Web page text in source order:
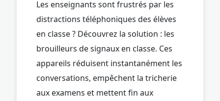
Les enseignants sont frustrés par les
distractions téléphoniques des élèves
en classe ? Découvrez la solution : les
brouilleurs de signaux en classe. Ces
appareils réduisent instantanément les
conversations, empêchent la tricherie
aux examens et mettent fin aux